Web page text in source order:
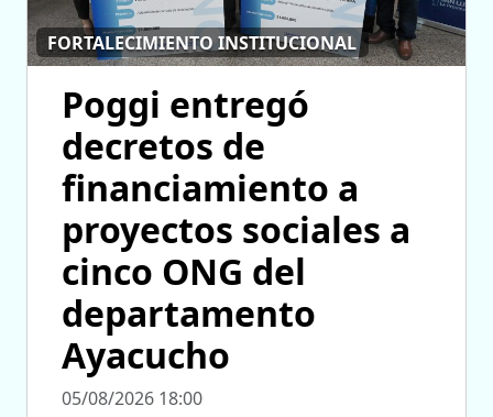
FORTALECIMIENTO INSTITUCIONAL
Poggi entregó
decretos de
financiamiento a
proyectos sociales a
cinco ONG del
departamento
Ayacucho
05/08/2026 18:00